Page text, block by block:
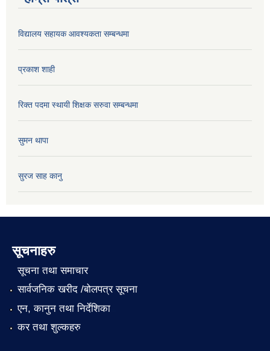
विद्यालय सहायक आवश्यकता सम्बन्धमा
प्रकाश शाही
रिक्त पदमा स्थायी शिक्षक सरुवा सम्बन्धमा
सुमन थापा
सुरज साह कानु
सूचनाहरु
सूचना तथा समाचार
सार्वजनिक खरीद /बोलपत्र सूचना
एन, कानुन तथा निर्देशिका
कर तथा शुल्कहरु